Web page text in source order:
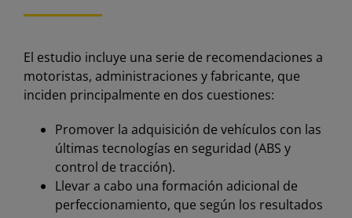
El estudio incluye una serie de recomendaciones a
motoristas, administraciones y fabricante, que
inciden principalmente en dos cuestiones:
Promover la adquisición de vehículos con las
últimas tecnologías en seguridad (ABS y
control de tracción).
Llevar a cabo una formación adicional de
perfeccionamiento, que según los resultados